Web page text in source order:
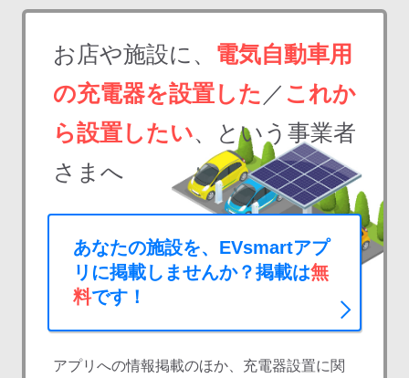
お店や施設に、 電気自動車用
の充電器を設置した ／ これか
ら設置したい 、という事業者
さまへ
あなたの施設を、EVsmartアプ
リに掲載しませんか？掲載は無
料です！
アプリへの情報掲載のほか、充電器設置に関